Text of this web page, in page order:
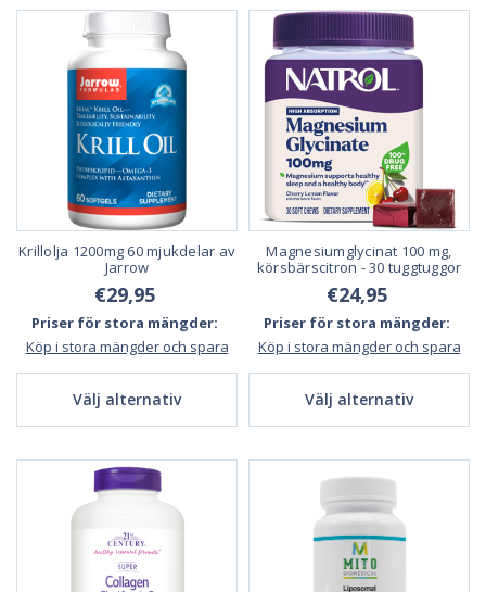
Krillolja 1200mg 60 mjukdelar av
Jarrow
€29,95
Priser för stora mängder:
Köp i stora mängder och spara
Välj alternativ
Magnesiumglycinat 100 mg,
körsbärscitron - 30 tuggtuggor
€24,95
Priser för stora mängder:
Köp i stora mängder och spara
Välj alternativ